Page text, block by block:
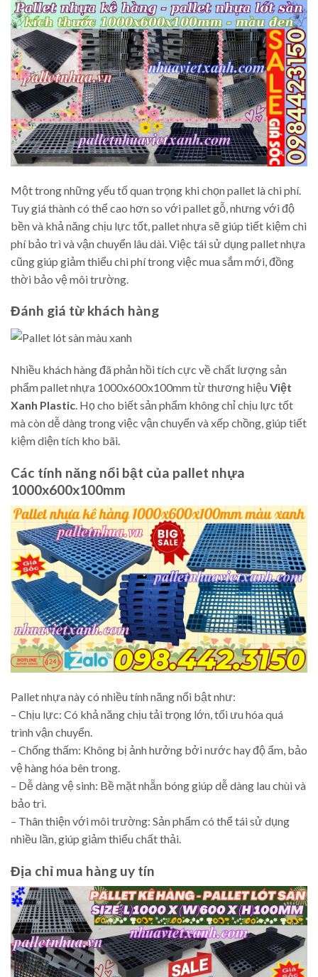
Một trong những yếu tố quan trọng khi chọn pallet là chi phí.
Tuy giá thành có thể cao hơn so với pallet gỗ, nhưng với độ
bền và khả năng chịu lực tốt, pallet nhựa sẽ giúp tiết kiệm chi
phí bảo trì và vận chuyển lâu dài. Việc tái sử dụng pallet nhựa
cũng giúp giảm thiểu chi phí trong việc mua sắm mới, đồng
thời bảo vệ môi trường.
Đánh giá từ khách hàng
Nhiều khách hàng đã phản hồi tích cực về chất lượng sản
phẩm pallet nhựa 1000x600x100mm từ thương hiệuViệt
Xanh Plastic. Họ cho biết sản phẩm không chỉ chịu lực tốt
mà còn dễ dàng trong việc vận chuyển và xếp chồng, giúp tiết
kiệm diện tích kho bãi.
Các tính năng nổi bật của pallet nhựa
1000x600x100mm
Pallet nhựa này có nhiều tính năng nổi bật như:
– Chịu lực: Có khả năng chịu tải trọng lớn, tối ưu hóa quá
trình vận chuyển.
– Chống thấm: Không bị ảnh hưởng bởi nước hay độ ẩm, bảo
vệ hàng hóa bên trong.
– Dễ dàng vệ sinh: Bề mặt nhẵn bóng giúp dễ dàng lau chùi và
bảo trì.
– Thân thiện với môi trường: Sản phẩm có thể tái sử dụng
nhiều lần, giúp giảm thiểu chất thải.
Địa chỉ mua hàng uy tín